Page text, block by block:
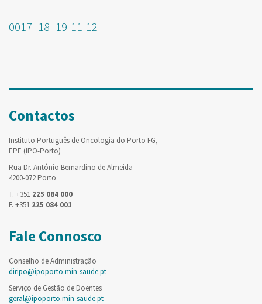
0017_18_19-11-12
Contactos
Instituto Português de Oncologia do Porto FG,
EPE (IPO-Porto)
Rua Dr. António Bernardino de Almeida
4200-072 Porto
T. +351 225 084 000
F. +351 225 084 001
Fale Connosco
Conselho de Administração
diripo@ipoporto.min-saude.pt
Serviço de Gestão de Doentes
geral@ipoporto.min-saude.pt